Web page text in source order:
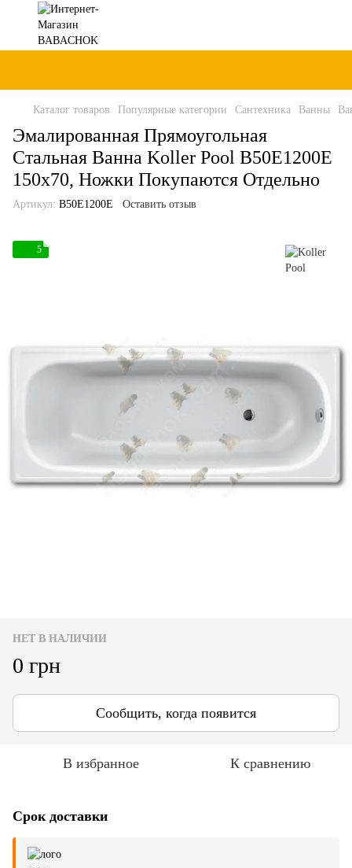
Каталог товаров Популярные категории Сантехника Ванны
Эмалированная Прямоугольная
Стальная Ванна Koller Pool B50E1200E
150x70, Ножки Покупаются Отдельно
Артикул: B50E1200E Оставить отзыв
5
НЕТ В НАЛИЧИИ
0 грн
Сообщить, когда появится
В избранное К сравнению
Срок доставки